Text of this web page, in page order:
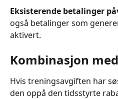
Eksisterende betalinger
også betalinger som
aktivert.
Kombinasjon
Hvis treningsavgiften har
den oppå den tidsstyrte